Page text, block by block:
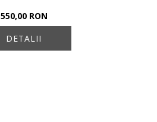
550,00 RON
DETALII